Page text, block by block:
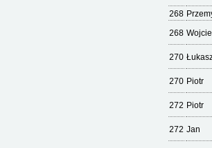
268
268
270
270 Piotr
272 Piotr
272 Jan